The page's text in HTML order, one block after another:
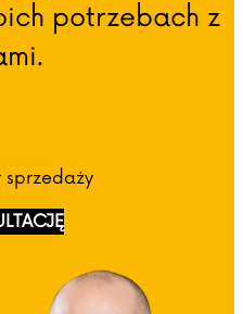
potrzebach z
sprzedaży